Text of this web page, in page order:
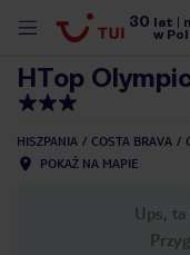
30 lat
w
HTop
HISZPANIA COSTA BRAVA
POKAŻ NA MAPIE
Ups,